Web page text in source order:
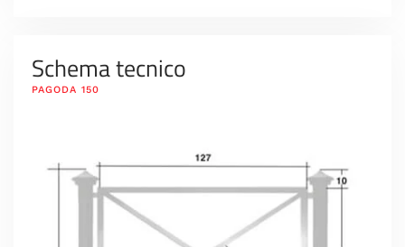
Schema tecnico
PAGODA 150